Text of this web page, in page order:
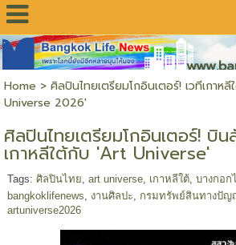
Home > ศิลปินไทยเตรียมโกอินเตอร์! เวทีเกาห
Universe 2026'
ศิลปินไทยเตรียมโกอินเตอร์! บิ
เกาหลีใต้กับ 'Art Universe'
Tags: ศิลปินไทย art universe, เกาหลีใต้, บางกอก
bangkoklifenews
งานศิลปะ กรมทรัพย์สินทางปัญ
artuniverse2026